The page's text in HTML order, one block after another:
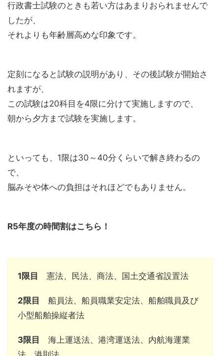
行政書士試験のときも若い方はあまりおられませんで
したが、
それよりも年齢層高めな印象です。
定刻になると試験の説明があり、その後試験が開始さ
れますが、
この試験は20科目を4限に分けて実施しますので、
朝から夕方まで試験を実施します。
といっても、1限は30～40分くらいで解き終わるの
で、
脳みそや体への負担はそれほどでもありません。
R5年度の時間割はこちら！
1限目 憲法、民法、商法、国土交通省設置法
2限目
船員法、船員職業安定法、船舶職員及び
小型船舶操縦者法
3限目
海上運送法、港湾運送法、内航海運業